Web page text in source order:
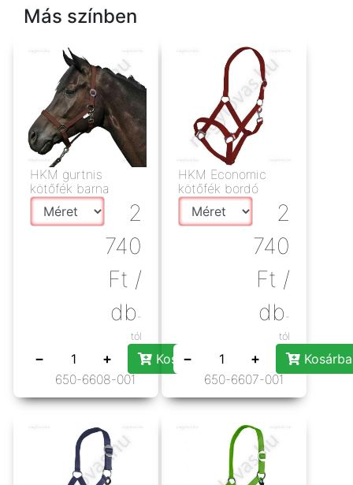
Más színben
HKM gurtnis
kötőfék barna
2
740
Ft /
db -
tól
− +
Kosárba rakás
650-6608-001
HKM Economic
kötőfék bordó
2
740
Ft /
db -
tól
− +
650-6607-001